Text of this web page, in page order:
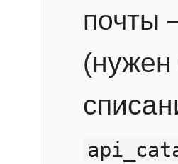
почты
(нужен